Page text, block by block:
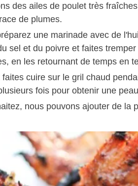
des ailes de poulet très
de plumes.
une marinade avec de
sel et du poivre et faites
en les retournant de temps en
cuire sur le gril chaud
fois pour obtenir une
nous pouvons ajouter de la